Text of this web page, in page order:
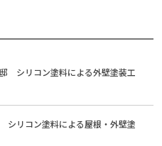
シリコン塗料による外壁塗装工
リコン塗料による屋根・外壁塗